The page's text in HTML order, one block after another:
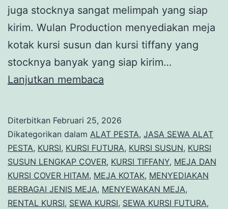
juga stocknya sangat melimpah yang siap
kirim. Wulan Production menyediakan meja
kotak kursi susun dan kursi tiffany yang
stocknya banyak yang siap kirim…
Lanjutkan membaca
Kursi
Susun
Dan
Kursi
Tiffany
Diterbitkan Februari 25, 2026
Dikategorikan dalam ALAT PESTA, JASA SEWA ALAT
PESTA, KURSI, KURSI FUTURA, KURSI SUSUN, KURSI
SUSUN LENGKAP COVER, KURSI TIFFANY, MEJA DAN
KURSI COVER HITAM, MEJA KOTAK, MENYEDIAKAN
BERBAGAI JENIS MEJA, MENYEWAKAN MEJA,
RENTAL KURSI, SEWA KURSI, SEWA KURSI FUTURA,